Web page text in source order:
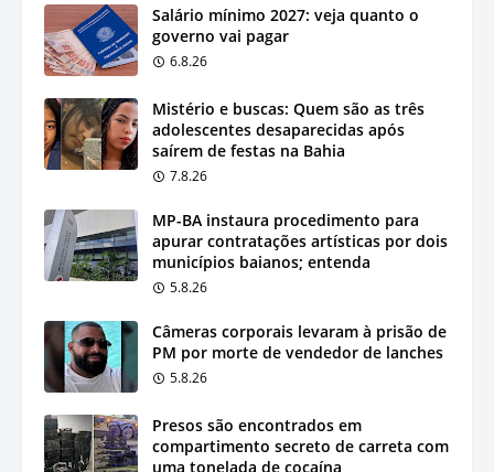
Salário mínimo 2027: veja quanto o
governo vai pagar
6.8.26
Mistério e buscas: Quem são as três
adolescentes desaparecidas após
saírem de festas na Bahia
7.8.26
MP-BA instaura procedimento para
apurar contratações artísticas por dois
municípios baianos; entenda
5.8.26
Câmeras corporais levaram à prisão de
PM por morte de vendedor de lanches
5.8.26
Presos são encontrados em
compartimento secreto de carreta com
uma tonelada de cocaína